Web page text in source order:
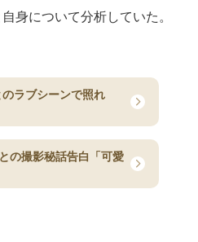
身について分析していた。
ラブシーンで照れ
の撮影秘話告白「可愛